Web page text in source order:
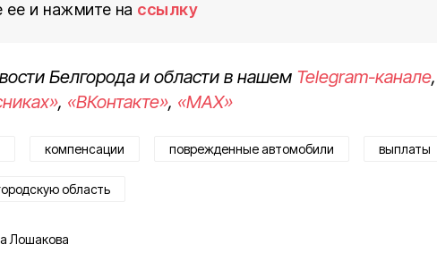
ее и нажмите на ссылку
Белгорода и области в нашем Telegram-канале,
, «ВКонтакте», «MAX»
компенсации поврежденные автомобили выплаты
область
Лошакова